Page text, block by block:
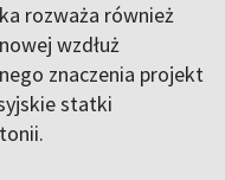
rozważa również
wzdłuż
znaczenia projekt
statki